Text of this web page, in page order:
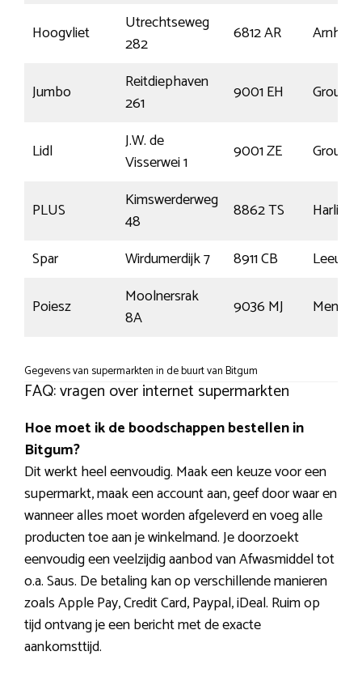
Hoogvliet
Utrechtseweg
282
6812 AR Arnhem
Jumbo
Reitdiephaven
261
9001 EH Grou
Lidl
J.W. de
Visserwei 1
9001 ZE Grou
PLUS
Kimswerderweg
48
8862 TS
Spar
Wirdumerdijk 7 8911 CB
Poiesz
Moolnersrak
8A
9036 MJ Menaam
Gegevens van supermarkten in de buurt van Bitgum
FAQ: vragen over internet supermarkten
Hoe moet ik de boodschappen bestellen in
Bitgum?
Dit werkt heel eenvoudig. Maak een keuze voor een
supermarkt, maak een account aan, geef door waar en
wanneer alles moet worden afgeleverd en voeg alle
producten toe aan je winkelmand. Je doorzoekt
eenvoudig een veelzijdig aanbod van Afwasmiddel tot
o.a. Saus. De betaling kan op verschillende manieren
zoals Apple Pay, Credit Card, Paypal, iDeal. Ruim op
tijd ontvang je een bericht met de exacte
aankomsttijd.